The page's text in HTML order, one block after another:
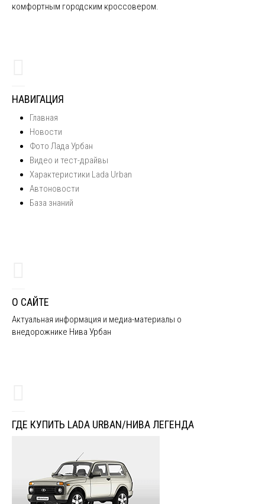
комфортным городским кроссовером.
НАВИГАЦИЯ
Главная
Новости
Фото Лада Урбан
Видео и тест-драйвы
Характеристики Lada Urban
Автоновости
База знаний
О САЙТЕ
Актуальная информация и медиа-материалы о
внедорожнике Нива Урбан
ГДЕ КУПИТЬ LADA URBAN/НИВА ЛЕГЕНДА